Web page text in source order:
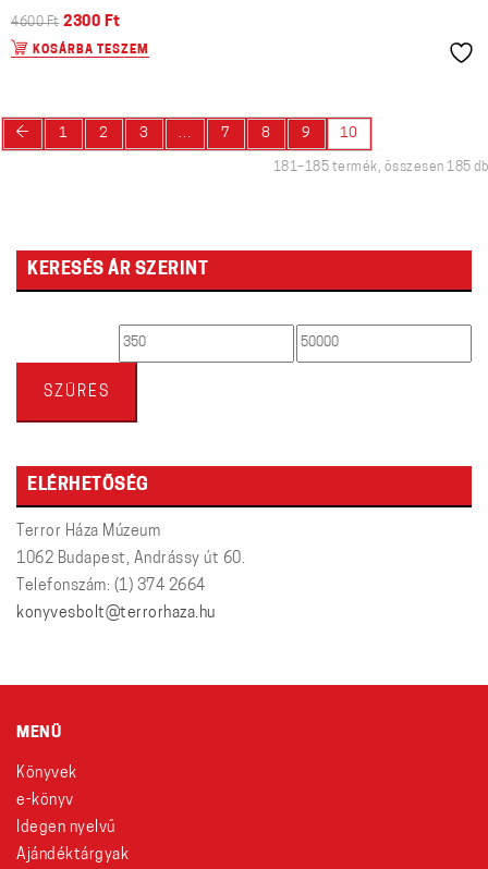
4600Ft 2300 Ft
KOSÁRBA TESZEM
← 1 2 3 … 7 8 9 10
181–185 termék, összesen 185 db
KERESÉS ÁR SZERINT
Min Max
SZŰRÉS
ELÉRHETŐSÉG
Terror Háza Múzeum
1062 Budapest, Andrássy út 60.
Telefonszám: (1) 374 2664
konyvesbolt@terrorhaza.hu
MENÜ
Könyvek
e-könyv
Idegen nyelvű
Ajándéktárgyak